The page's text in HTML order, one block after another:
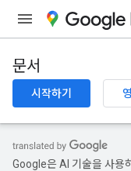
문서
시작하기
Google은 AI 기술을 사용